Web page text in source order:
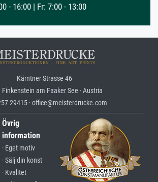
- 16:00 | Fr: 7:00 - 13:00
Kärntner Strasse 46
Finkenstein am Faaker See · Austria
29415 · office@meisterdrucke.com
Övrig
information
· Eget motiv
· Sälj din konst
· Kvalitet